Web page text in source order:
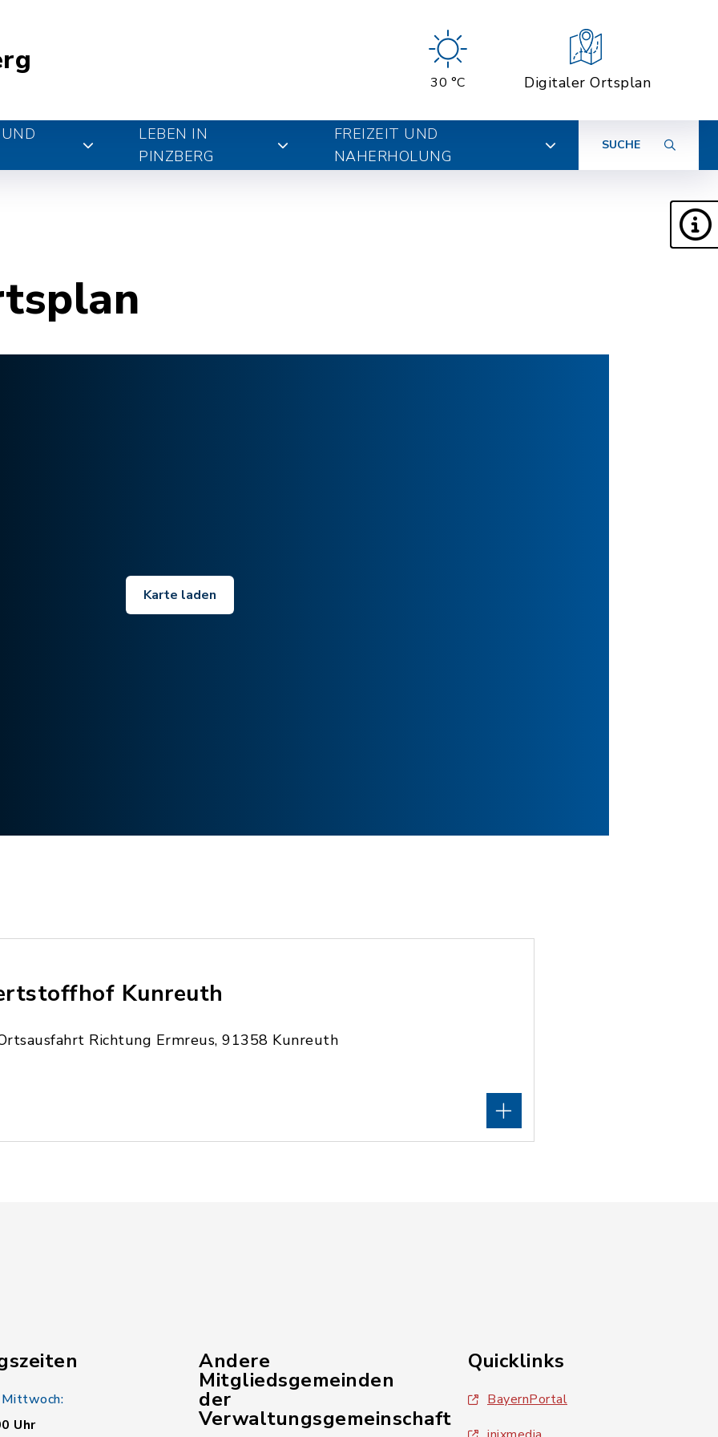
30 °C Digitaler Ortsplan
LEBEN IN
PINZBERG
FREIZEIT UND
NAHERHOLUNG
SUCHE
Karte laden
Kunreuth
Richtung Ermreus, 91358 Kunreuth
Uhr
Andere
Mitgliedsgemeinden
der
Verwaltungsgemeinschaft
Quicklinks
BayernPortal